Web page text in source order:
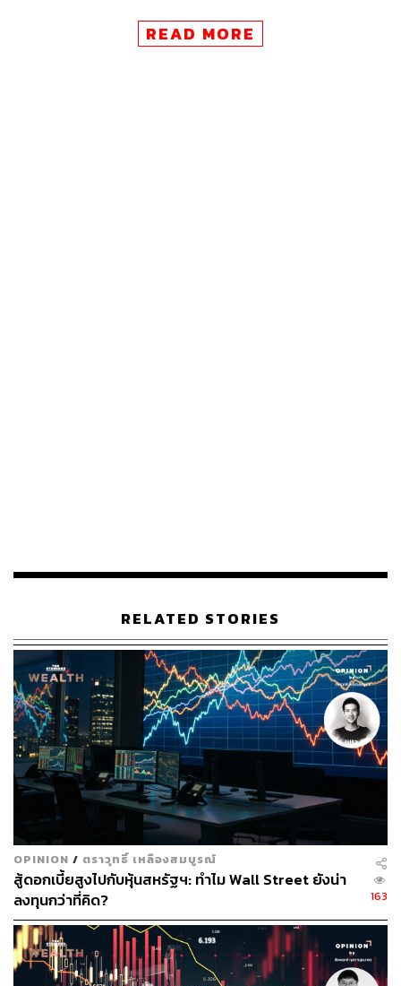
ผลประกอบการ 1Q66 คาดว่าจะรายงานกำไรสุทธิ 917 ล้าน
บาท ปรับตัวดีขึ้นอย่างมากจากกำไรสุทธิ 450 ล้านบาทใน
ประเทศ สำหรับธุรกิจกระดาษบรรจุภัณฑ์ (43% ของยอด
การขายกระดาษบรรจุภัณฑ์ที่เพิ่มขึ้นในประเทศหลักๆ ทุก
ประเทศ (ประเทศไทยและประเทศที่พึ่งพาการส่งออกเป็นส่วน
ใหญ่อย่างเวียดนาม)
แต่จะถูกลดทอนบางส่วนโดยราคาขายผลิตภัณฑ์ที่ลดลง
เพราะได้รับผลกระทบทางอ้อมจากการที่จีนประกาศใช้
มาตรการภาษีนำเข้าเป็นศูนย์สำหรับผลิตภัณฑ์บรรจุภัณฑ์ที่
ผลิตจากวัสดุรีไซเคิล (เช่น กระดาษบรรจุภัณฑ์ลูกฟูกรีไซเคิล
และกระดาษกล่องแป้ง) ตั้งแต่ต้นปีนี้
ส่วนธุรกิจบรรจุภัณฑ์จากเยื่อและกระดาษและธุรกิจบรรจุ
ภัณฑ์โพลิเมอร์ (37% ของยอดขาย) ปริมาณการขายและ
ราคาผลิตภัณฑ์ยังแข็งแกร่ง ขณะที่สายธุรกิจเยื่อและ
กระดาษ (17% ของยอดขาย) จะได้รับผลกระทบจากราคาเยื่อ
กระดาษใยสั้นที่ปรับตัวลดลงแรงสู่ 741 ดอลลาร์สหรัฐต่อตัน
(ลดลง 12.5%QoQ) ใน 1Q66 แต่คาดว่าปริมาณการขายจะ
เพิ่มขึ้น โดยได้แรงหนุนจากอุปสงค์ที่เพิ่มขึ้นจากจีน
READ MORE
RELATED STORIES
OPINION / ตราวุทธิ์ เหลืองสมบูรณ์
สู้ดอกเบี้ยสูงไปกับหุ้นสหรัฐฯ: ทำไม Wall Street ยังน่า
ลงทุนกว่าที่คิด?
163